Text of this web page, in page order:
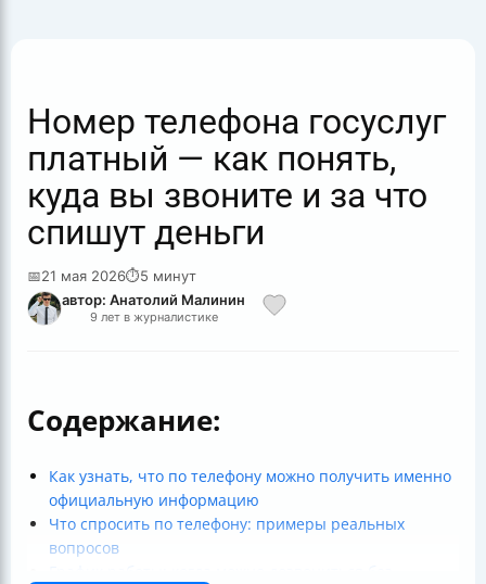
Номер телефона госуслуг
платный — как понять,
куда вы звоните и за что
спишут деньги
📅21 мая 2026⏱5 минут
автор: Анатолий Малинин
9 лет в журналистике
Содержание:
Как узнать, что по телефону можно получить именно
официальную информацию
Что спросить по телефону: примеры реальных
вопросов